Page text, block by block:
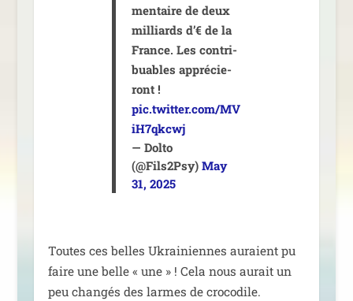
men­taire de deux
mil­liards d’€ de la
France. Les contri­
buables appré­cie­
ront !
pic.twitter.com/MV
iH7qkcwj
— Dolto
(@Fils2Psy)May
31, 2025
Toutes ces belles Ukrainiennes auraient pu
faire une belle « une » ! Cela nous aurait un
peu chan­gés des larmes de crocodile.